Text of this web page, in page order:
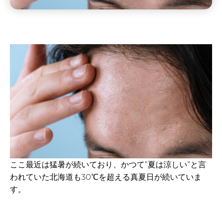
ここ最近は猛暑が続いており、かつて”夏は涼しい”と言
われていた北海道も30℃を超える真夏日が続いていま
す。